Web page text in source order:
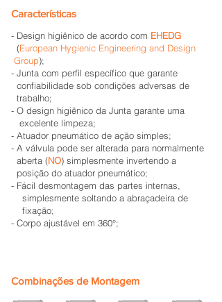
Características
- Design higiênico de acordo com EHEDG
(European Hygienic Engineering and Design
Group);
- Junta com perfil específico que garante
confiabilidade sob condições adversas de
trabalho;
- O design higiênico da Junta garante uma
excelente limpeza;
- Atuador pneumático de ação simples;
- A válvula pode ser alterada para normalmente
aberta (NO) simplesmente invertendo a
posição do atuador pneumático;
- Fácil desmontagem das partes internas,
simplesmente soltando a abraçadeira de
fixação;
- Corpo ajustável em 360°;
Combinações de Montagem